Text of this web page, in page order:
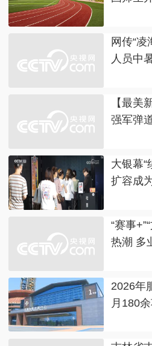
网传“
人员中
【最美
强军弹
大银幕“
扩容‌成
“赛事
热潮 多
2026年
月180